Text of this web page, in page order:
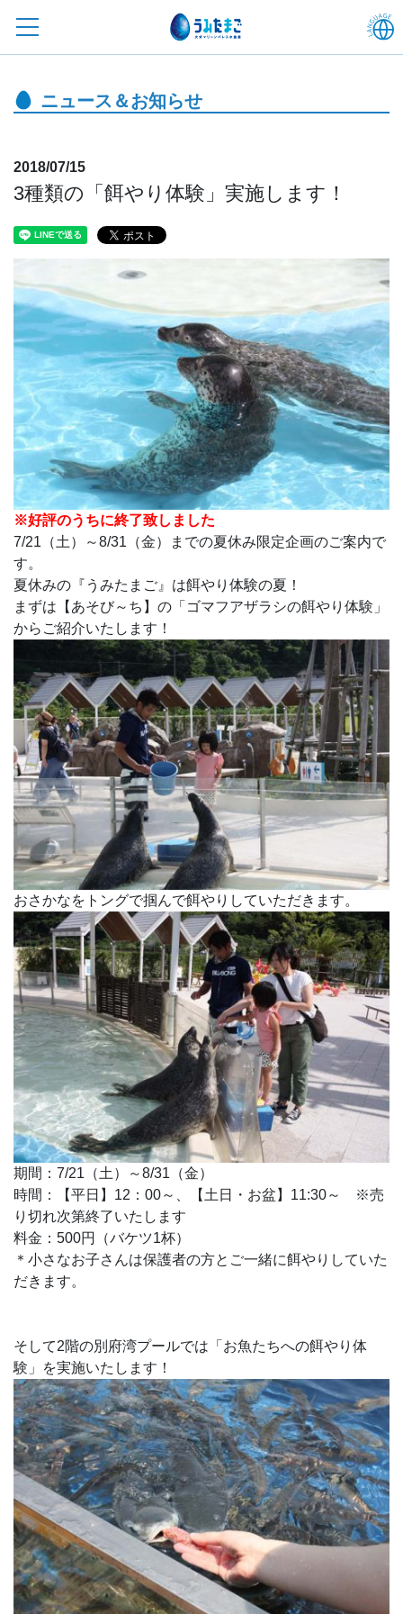
ニュース＆お知らせ
2018/07/15
3種類の「餌やり体験」実施します！
※好評のうちに終了致しました
7/21（土）～8/31（金）までの夏休み限定企画のご案内で
す。
夏休みの『うみたまご』は餌やり体験の夏！
まずは【あそび～ち】の「ゴマフアザラシの餌やり体験」
からご紹介いたします！
おさかなをトングで掴んで餌やりしていただきます。
期間：7/21（土）～8/31（金）
時間：【平日】12：00～、【土日・お盆】11:30～ ※売
り切れ次第終了いたします
料金：500円（バケツ1杯）
＊小さなお子さんは保護者の方とご一緒に餌やりしていた
だきます。
そして2階の別府湾プールでは「お魚たちへの餌やり体
験」を実施いたします！